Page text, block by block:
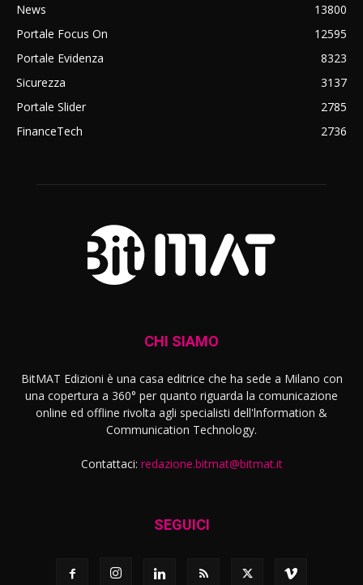
News
13800
Portale Focus On
12595
Portale Evidenza
8323
Sicurezza
3137
Portale Slider
2785
FinanceTech
2736
CHI SIAMO
BitMAT Edizioni è una casa editrice che ha sede a Milano con
una copertura a 360° per quanto riguarda la comunicazione
online ed offline rivolta agli specialisti dell'lnformation &
Communication Technology.
Contattaci: redazione.bitmat@bitmat.it
SEGUICI